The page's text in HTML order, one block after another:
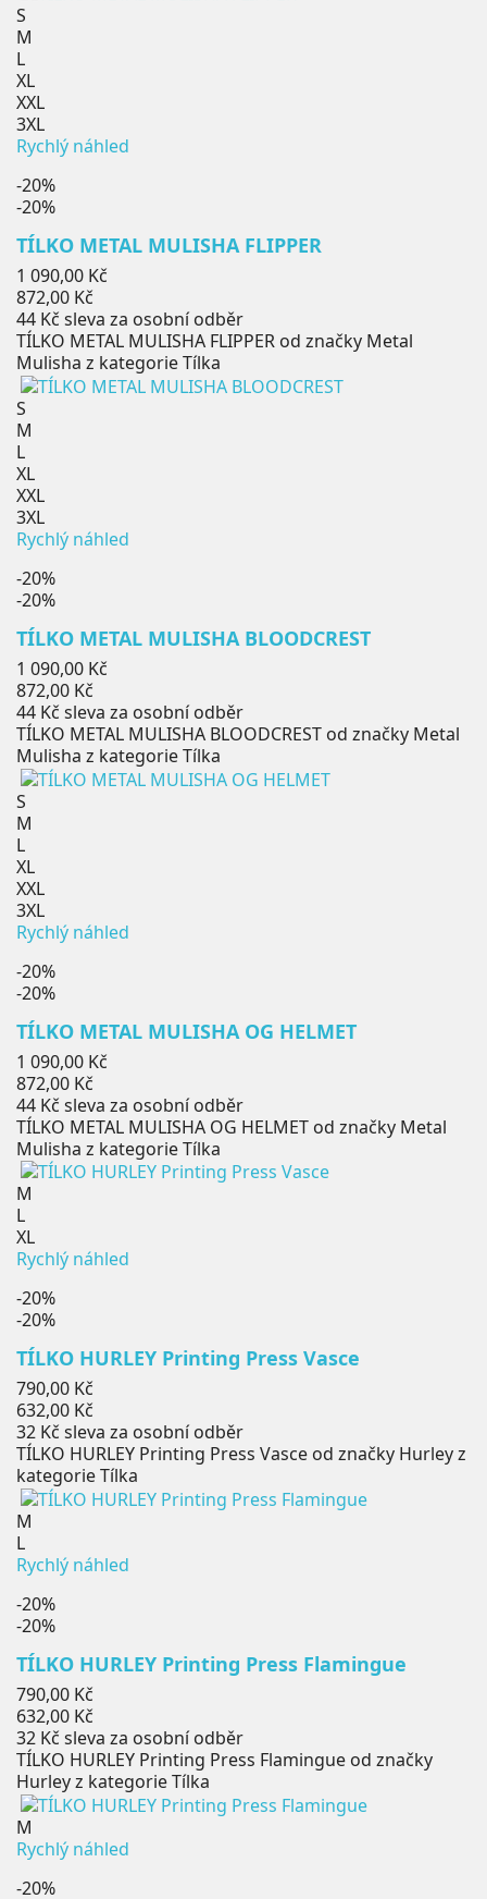
S
M
L
XL
XXL
3XL
Rychlý náhled
-20%
-20%
TÍLKO METAL MULISHA FLIPPER
Běžná
cena
1 090,00 Kč
Cena
872,00 Kč
44 Kč sleva za osobní odběr
TÍLKO METAL MULISHA FLIPPER od značky Metal
Mulisha z kategorie Tílka
S
M
L
XL
XXL
3XL
Rychlý náhled
-20%
-20%
TÍLKO METAL MULISHA BLOODCREST
Běžná
cena
1 090,00 Kč
Cena
872,00 Kč
44 Kč sleva za osobní odběr
TÍLKO METAL MULISHA BLOODCREST od značky Metal
Mulisha z kategorie Tílka
S
M
L
XL
XXL
3XL
Rychlý náhled
-20%
-20%
TÍLKO METAL MULISHA OG HELMET
Běžná
cena
1 090,00 Kč
Cena
872,00 Kč
44 Kč sleva za osobní odběr
TÍLKO METAL MULISHA OG HELMET od značky Metal
Mulisha z kategorie Tílka
M
L
XL
Rychlý náhled
-20%
-20%
TÍLKO HURLEY Printing Press Vasce
Běžná
cena
790,00 Kč
Cena
632,00 Kč
32 Kč sleva za osobní odběr
TÍLKO HURLEY Printing Press Vasce od značky Hurley z
kategorie Tílka
M
L
Rychlý náhled
-20%
-20%
TÍLKO HURLEY Printing Press Flamingue
Běžná
cena
790,00 Kč
Cena
632,00 Kč
32 Kč sleva za osobní odběr
TÍLKO HURLEY Printing Press Flamingue od značky
Hurley z kategorie Tílka
M
Rychlý náhled
-20%